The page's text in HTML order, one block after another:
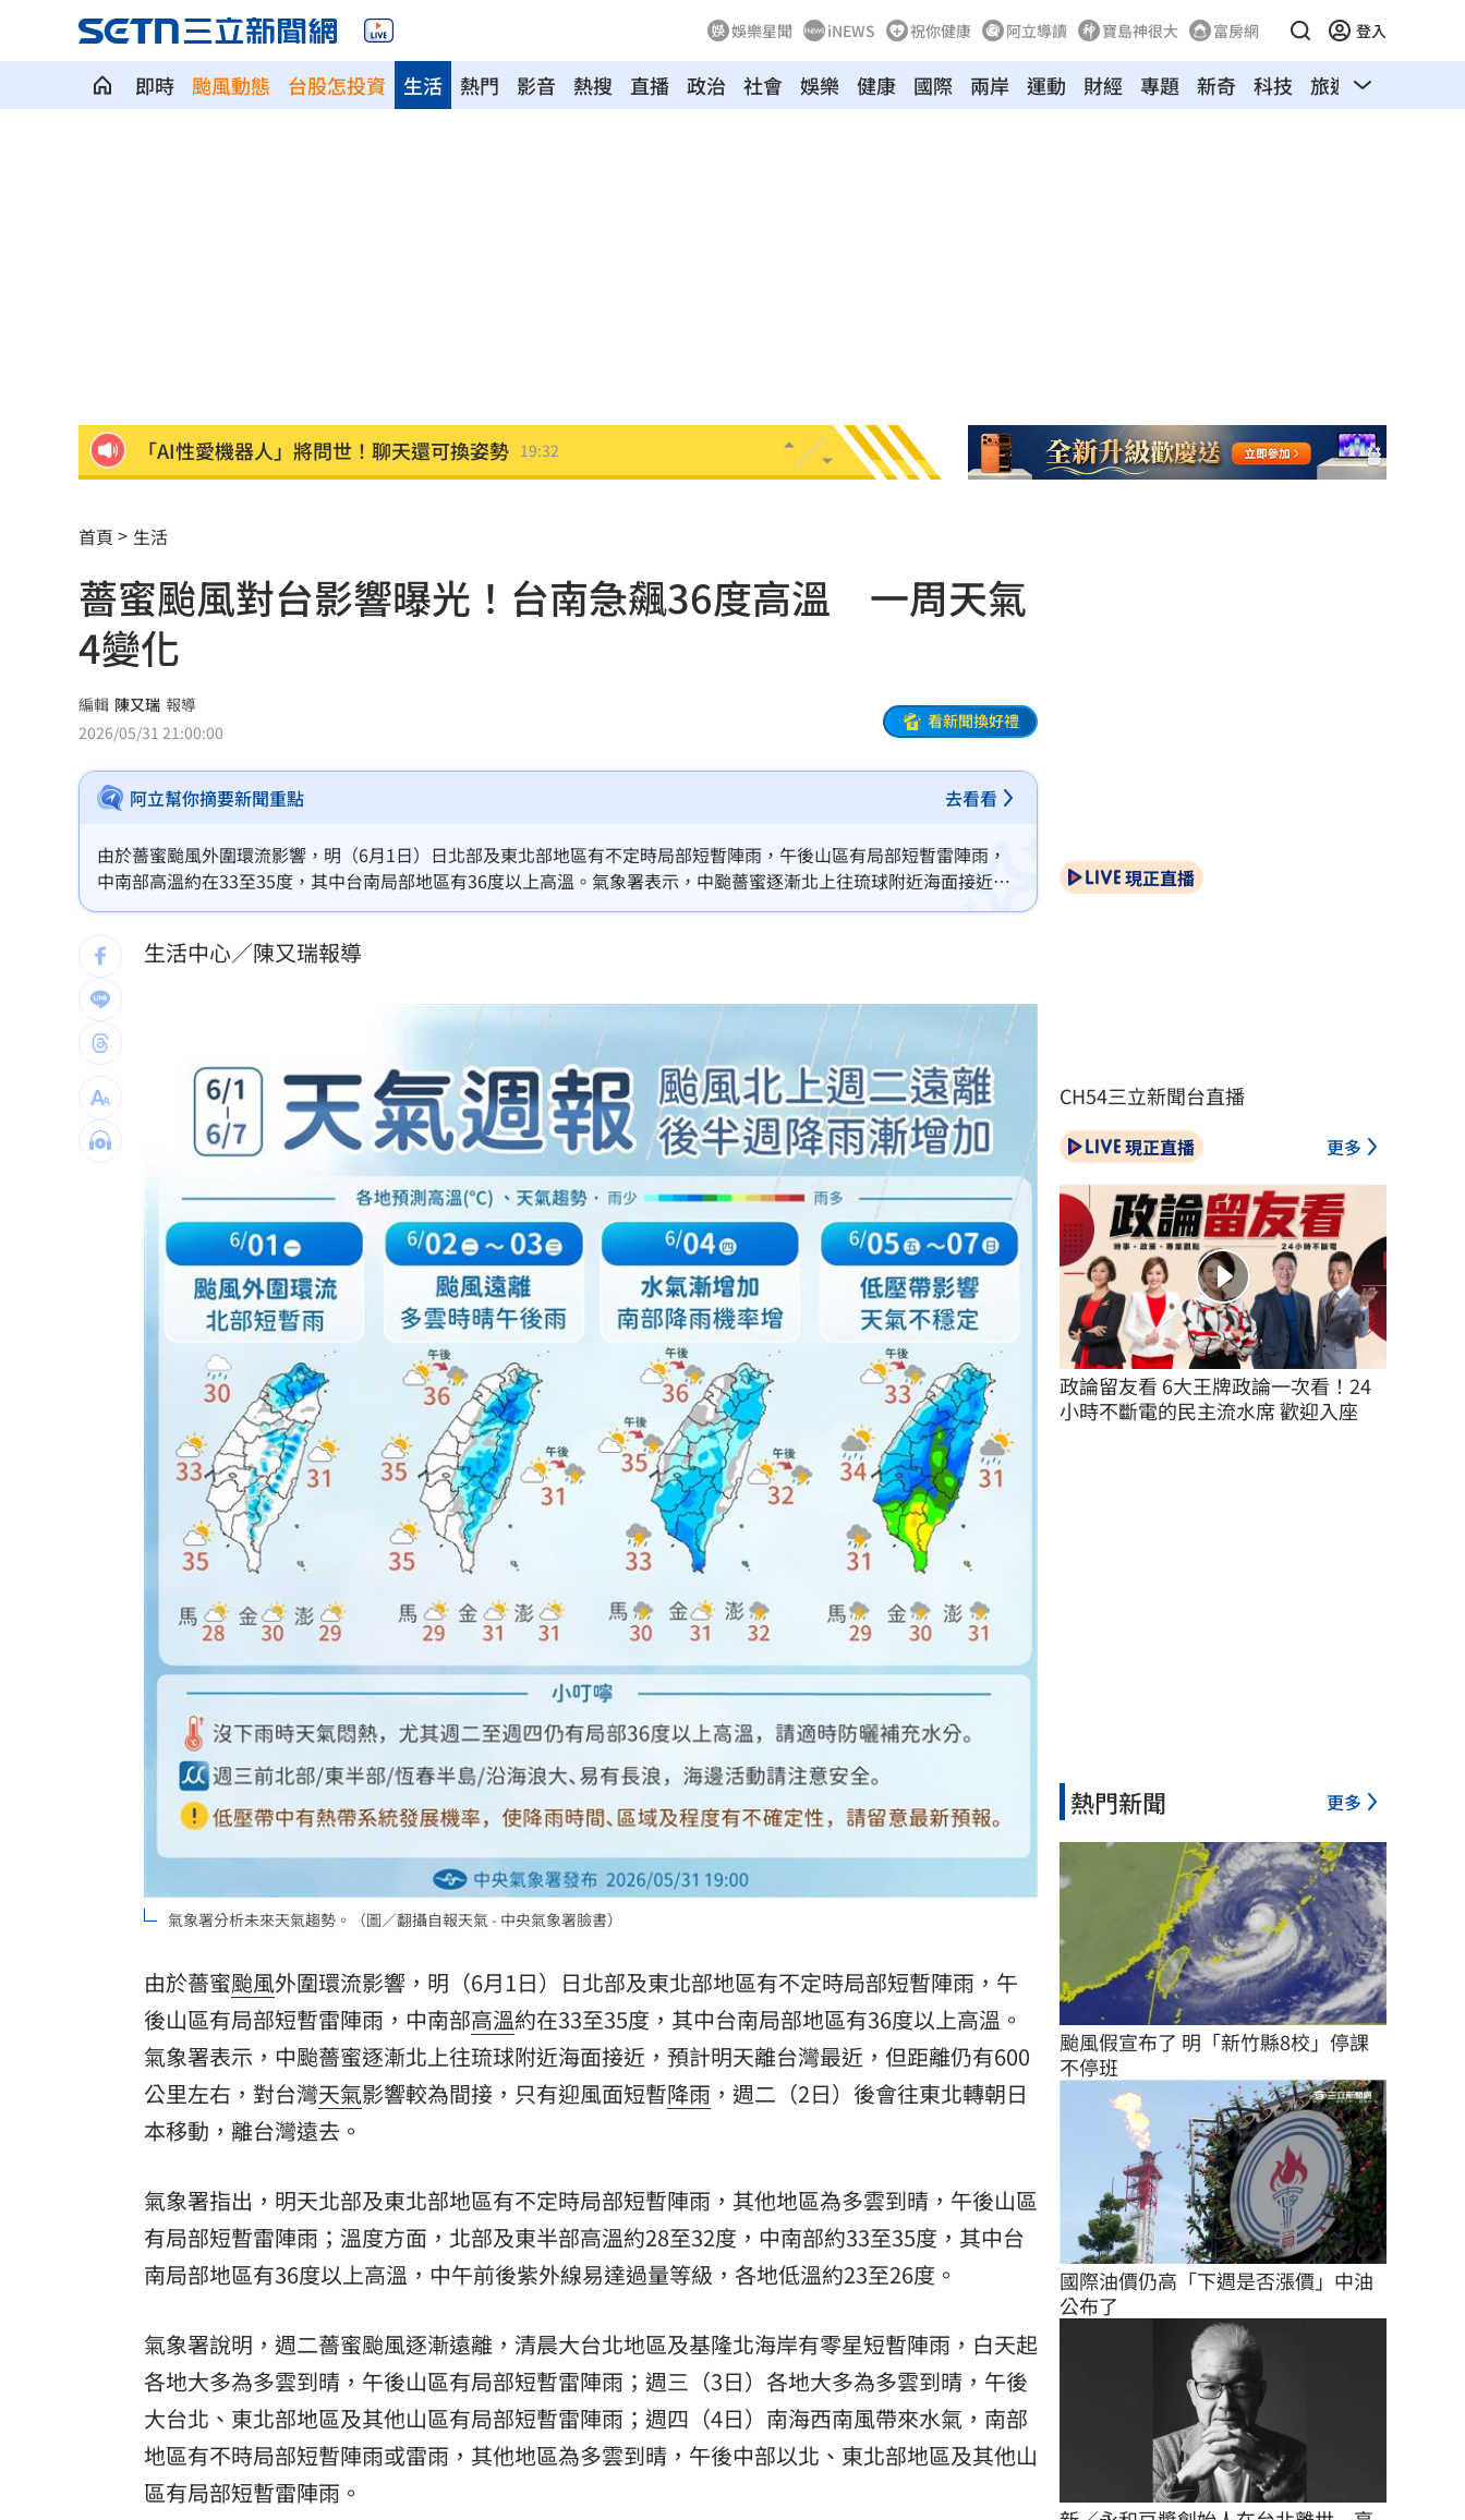
娛樂星聞 iNEWS 祝你健康 阿立導讀 寶島神很大 富房網 登入
即時 颱風動態 台股怎投資 熱門 影音 熱搜 直播 政治 社會 娛樂
生活 健康 國際 兩岸 運動 財經 專題 新奇 科技 旅遊 汽車
SBS歌謠大戰開播30分鐘傳災情！粉絲崩潰 19:28
接觸「常見塑膠微粒＋這樣吃」恐釀脂肪肝
伍婉華喊白沙屯颱風致歉 全網打氣讚親切 19:15
月薪3萬多怎麼活下去？過來人揭真實生活
大咖歌后花蓮度假3天 喊話巧遇直接合照
3大SM門面擔歌謠大戰主持！同框顏值炸裂
繞違停貨車遭撞！嘉義婦慘死姪重傷
新濠建設單日狂掃5點 風佑築豪取8連勝 18:51
魯冰花原唱隔13年開唱 台下驚見一票大咖
長野安曇野暴雨釀土石流 390住宿客受困 18:37
獨／曝YT暫停更3週 南珉貞：不是因為錢 18:34
台灣彩券開獎直播中 20:31
LIVE三立+24小時直播 15:27
三立iNEWS新聞台線上直播 18:00
商場戰國來臨 台中「頂奢大道」逐漸成形 12:00
台彩父親節推新刮刮樂千萬頭獎超「爸」氣 12:00
「拍片人的多重宇宙」職涯論壇9/12登場！ 10:30
8國球員齊聚高雄 Formosa 7s掀足球熱潮 10:00
理想混蛋號召粉絲跨海追星吃美食！ 18:15
首頁 生活
薔蜜颱風對台影響曝光！台南急飆36度高溫 一周天氣
4變化
編輯 陳又瑞 報導
2026/05/31 21:00:00
看新聞換好禮
阿立幫你摘要新聞重點 去看看
由於薔蜜颱風外圍環流影響，明（6月1日）日北部及東北部地區有不定時局部短暫陣雨，午後山區有局部短暫雷陣雨，
中南部高溫約在33至35度，其中台南局部地區有36度以上高溫。氣象署表示，中颱薔蜜逐漸北上往琉球附近海面接近，
預計明天離台灣最近，但距離仍有600公里左右，對台灣天氣影響較為間接，只有迎風面短暫降雨，週二（2日）後會往
東北轉朝日本移動，離台灣遠去。
生活中心／陳又瑞報導
氣象署分析未來天氣趨勢。（圖／翻攝自報天氣 - 中央氣象署臉書）
由於薔蜜颱風外圍環流影響，明（6月1日）日北部及東北部地區有不定時局部短暫陣雨，午
後山區有局部短暫雷陣雨，中南部高溫約在33至35度，其中台南局部地區有36度以上高溫。
氣象署表示，中颱薔蜜逐漸北上往琉球附近海面接近，預計明天離台灣最近，但距離仍有600
公里左右，對台灣天氣影響較為間接，只有迎風面短暫降雨 ，週二（2日）後會往東北轉朝日
本移動，離台灣遠去。
氣象署指出，明天北部及東北部地區有不定時局部短暫陣雨，其他地區為多雲到晴，午後山區
有局部短暫雷陣雨；溫度方面，北部及東半部高溫約28至32度，中南部約33至35度，其中台
南局部地區有36度以上高溫，中午前後紫外線易達過量等級，各地低溫約23至26度。
氣象署說明，週二薔蜜颱風逐漸遠離，清晨大台北地區及基隆北海岸有零星短暫陣雨，白天起
各地大多為多雲到晴，午後山區有局部短暫雷陣雨；週三（3日）各地大多為多雲到晴，午後
大台北、東北部地區及其他山區有局部短暫雷陣雨；週四（4日）南海西南風帶來水氣，南部
地區有不時局部短暫陣雨或雷雨，其他地區為多雲到晴，午後中部以北、東北部地區及其他山
區有局部短暫雷陣雨。
現正直播
CH54三立新聞台直播
現正直播 更多
政論留友看 6大王牌政論一次看！24
小時不斷電的民主流水席 歡迎入座
熱門新聞 更多
颱風假宣布了 明「新竹縣8校」停課
不停班
國際油價仍高「下週是否漲價」中油
公布了